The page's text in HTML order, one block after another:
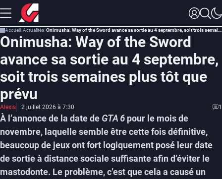
Accueil Actualités Onimusha: Way of the Sword avance sa sortie au 4 septembre, soit trois semaines plus tôt que prévu
Onimusha: Way of the Sword
avance sa sortie au 4 septembre,
soit trois semaines plus tôt que
prévu
Alexis 2 juillet 2026 à 7:30 1
À l’annonce de la date de GTA 6 pour le mois de
novembre, laquelle semble être cette fois définitive,
beaucoup de jeux ont fort logiquement posé leur date
de sortie à distance sociale suffisante afin d’éviter le
mastodonte. Le problème, c’est que cela a causé un